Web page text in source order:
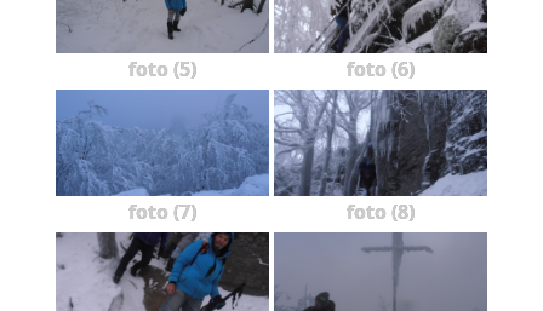
foto (5) foto (6)
foto (7) foto (8)